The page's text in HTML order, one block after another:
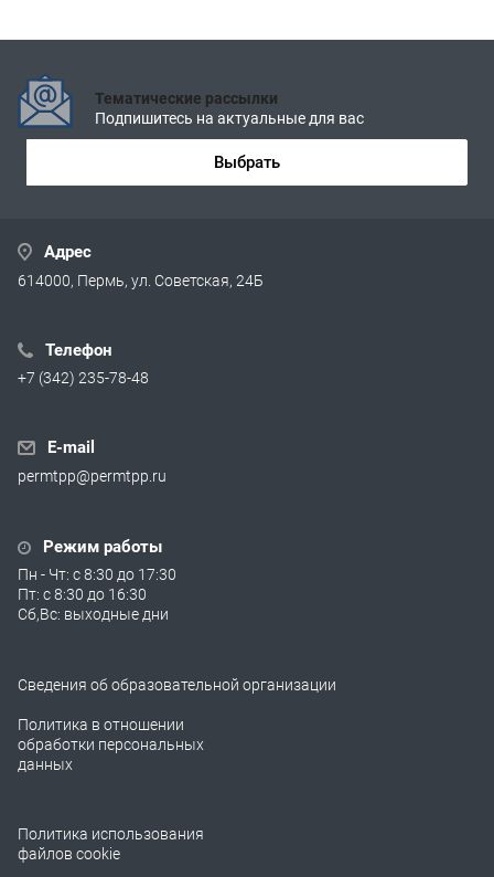
Тематические рассылки
Подпишитесь на актуальные для вас
Выбрать
Адрес
614000, Пермь, ул. Советская, 24Б
Телефон
+7 (342) 235-78-48
E-mail
permtpp@permtpp.ru
Режим работы
Пн - Чт: с 8:30 до 17:30
Пт: с 8:30 до 16:30
Сб,Вс: выходные дни
Сведения об образовательной организации
Политика в отношении
обработки персональных
данных
Политика использования
файлов cookie